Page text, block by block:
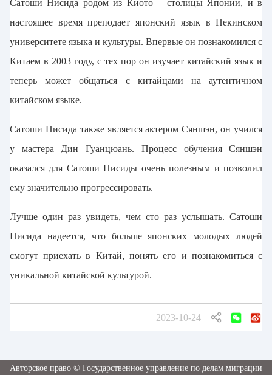
Сатоши Нисида родом из Киото – столицы Японии, и в
настоящее время преподает японский язык в Пекинском
университете языка и культуры. Впервые он познакомился с
Китаем в 2003 году, с тех пор он изучает китайский язык и
теперь может общаться с китайцами на аутентичном
китайском языке.
Сатоши Нисида также является актером Сяншэн, он учился
у мастера Дин Гуанцюань. Процесс обучения Сяншэн
оказался для Сатоши Нисиды очень полезным и позволил
ему значительно прогрессировать.
Лучше один раз увидеть, чем сто раз услышать. Сатоши
Нисида надеется, что больше японских молодых людей
смогут приехать в Китай, понять его и познакомиться с
уникальной китайской культурой.
2023-10-24
Авторское право © Государственное управление по делам миграции